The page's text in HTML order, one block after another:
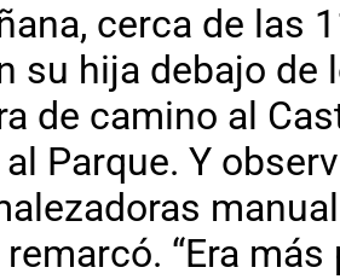
cerca de las
su hija debajo
de camino al
Parque. Y
remarcó. “Era